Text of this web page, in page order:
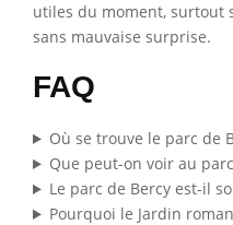
utiles du moment, surtout
sans mauvaise surprise.
FAQ
Où se trouve le parc de
Que peut-on voir au
Le parc de Bercy est-il
Pourquoi le Jardin